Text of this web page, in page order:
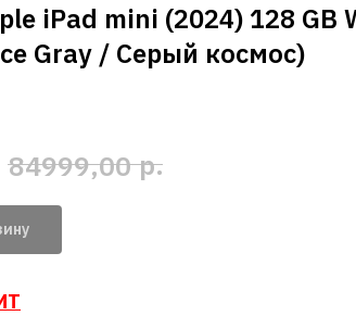
iPad mini (2024) 128 GB
Gray / Серый космос)
84999,00 р.